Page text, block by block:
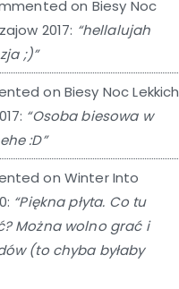
on Biesy Noc
2017: “hellalujah
;)”
on Biesy Noc Lekkich
: “Osoba biesowa w
:D”
on Winter Into
: “Piękna płyta. Co tu
Można wolno grać i
(to chyba byłaby